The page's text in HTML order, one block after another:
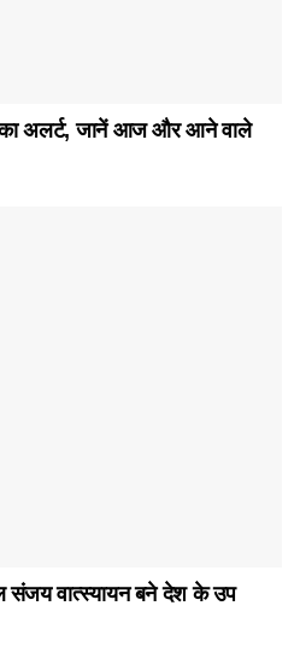
का अलर्ट, जानें आज और आने वाले
संजय वात्स्यायन बने देश के उप